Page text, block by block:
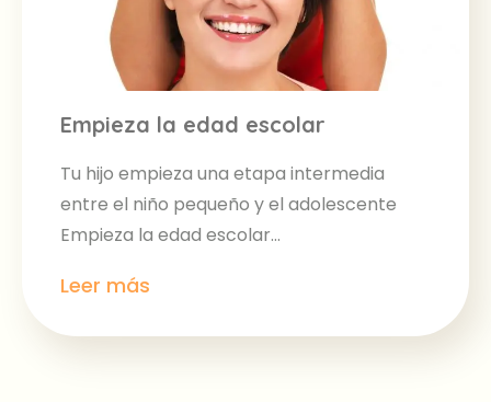
Empieza la edad escolar
Tu hijo empieza una etapa intermedia
entre el niño pequeño y el adolescente
Empieza la edad escolar...
Leer más